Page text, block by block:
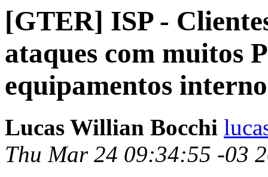
[GTER] ISP -
ataques com muitos
equipamentos
Lucas Willian Bocchi
Thu Mar 24 09:34:55 -03